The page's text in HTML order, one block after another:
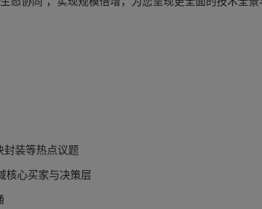
封装等热点议题
核心买家与决策层